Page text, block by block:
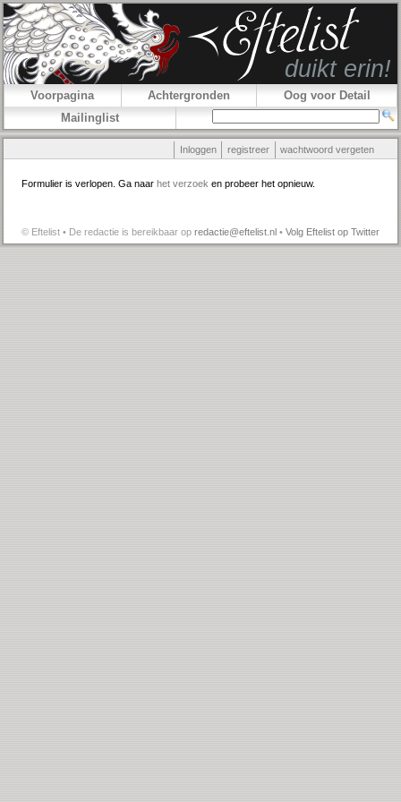
Voorpagina Achtergronden
Oog voor Detail
Mailinglist
Inloggen registreer wachtwoord vergeten
Formulier is verlopen. Ga naar het verzoek en probeer het opnieuw.
© Eftelist • De redactie is bereikbaar op redactie@eftelist.nl • Volg Eftelist op Twitter